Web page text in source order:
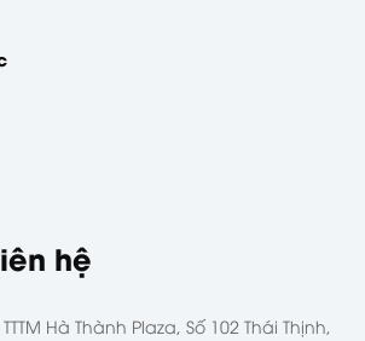
hệ
Hà Thành Plaza, Số 102 Thái Thịnh,